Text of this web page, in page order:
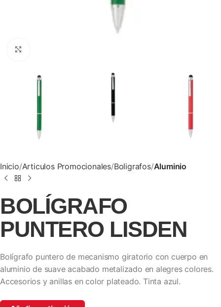
Inicio Articulos Promocionales Boligrafos Aluminio
BOLÍGRAFO
PUNTERO LISDEN
Bolígrafo puntero de mecanismo giratorio con cuerpo en
aluminio de suave acabado metalizado en alegres colores.
Accesorios y anillas en color plateado. Tinta azul.